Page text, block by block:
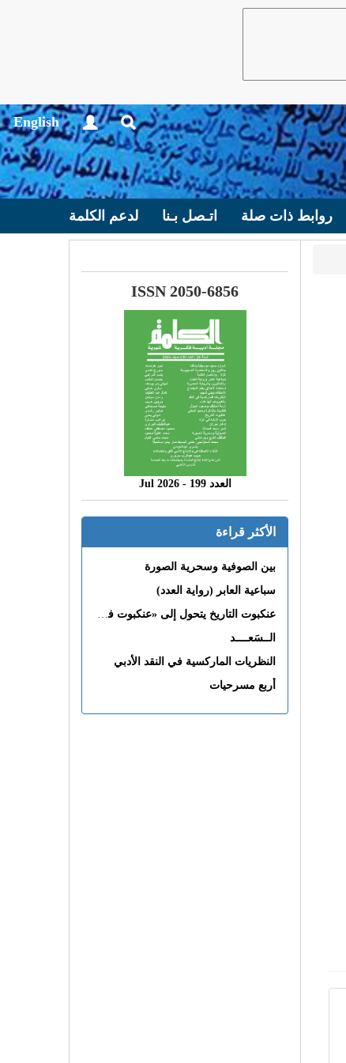
English
روابط ذات صلة اتـصل بـنا لدعم الكلمة
ISSN 2050-6856
العدد 199 - 2026 Jul
الأكثر قراءة
بين الصوفية وسحرية الصورة
سباعية العابر (رواية العدد)
عنكبوت التاريخ يتحول إلى «عنكبوت فى القلب»
الــسَعــــد
النظريات الماركسية في النقد الأدبي
أربع مسرحيات